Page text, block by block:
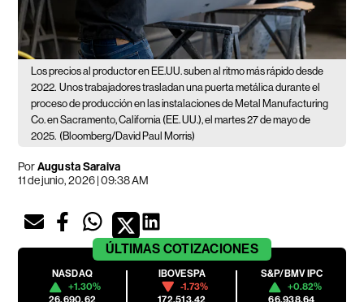
Los precios al productor en EE.UU. suben al ritmo más rápido desde
2022. Unos trabajadores trasladan una puerta metálica durante el
proceso de producción en las instalaciones de Metal Manufacturing
Co. en Sacramento, California (EE. UU.), el martes 27 de mayo de
2025. (Bloomberg/David Paul Morris)
PorAugusta Saraiva
11 de junio, 2026 | 09:38 AM
ÚLTIMAS COTIZACIONES
NASDAQ
+1.30%
26,690.62
IBOVESPA
-1.73%
172,513.42
S&P/BMV IPC
+0.82%
66,938.64